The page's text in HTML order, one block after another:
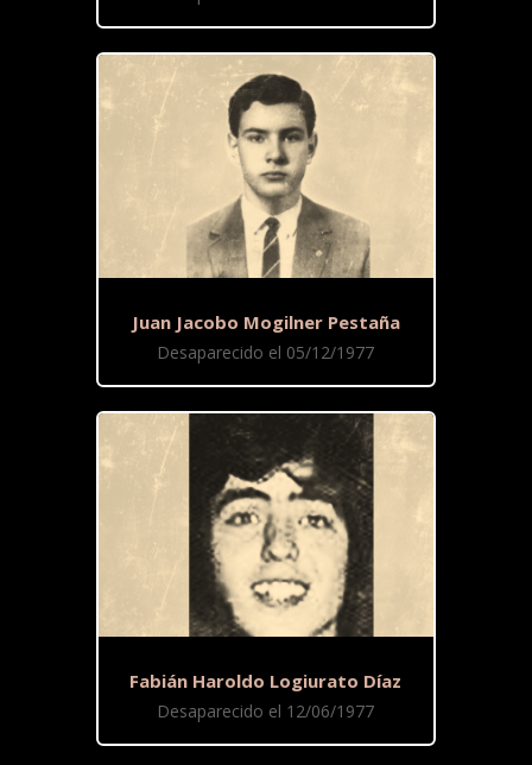
Juan Jacobo Mogilner Pestaña
Desaparecido el 05/12/1977
Fabián Haroldo Logiurato Díaz
Desaparecido el 12/06/1977